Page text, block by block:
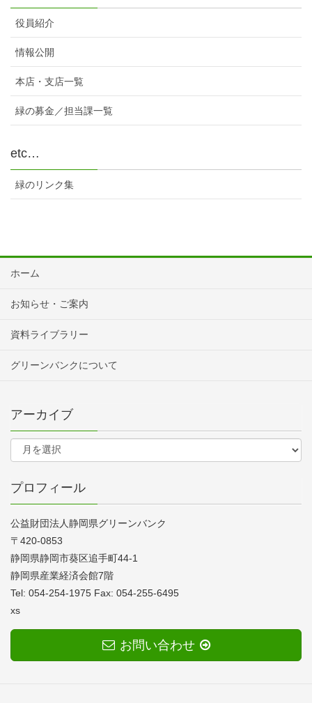
役員紹介
情報公開
本店・支店一覧
緑の募金／担当課一覧
etc…
緑のリンク集
ホーム
お知らせ・ご案内
資料ライブラリー
グリーンバンクについて
アーカイブ
プロフィール
公益財団法人静岡県グリーンバンク
〒420-0853
静岡県静岡市葵区追手町44-1
静岡県産業経済会館7階
Tel: 054-254-1975 Fax: 054-255-6495
xs
お問い合わせ